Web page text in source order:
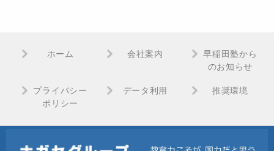
ホーム 会社案内
早稲田塾から
のお知らせ
プライバシー
ポリシー
データ利用 推奨環境